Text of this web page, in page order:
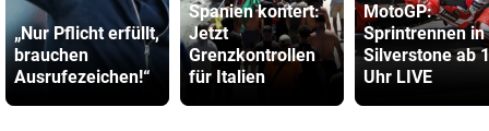
„Nur Pflicht erfüllt,
brauchen
Ausrufezeichen!“
Spanien kontert:
Jetzt
Grenzkontrollen
für Italien
MotoGP:
Sprintrennen in
Silverstone ab
Uhr LIVE